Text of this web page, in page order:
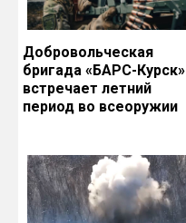
Добровольческая
бригада «БАРС-Курск»
встречает летний
период во всеоружии